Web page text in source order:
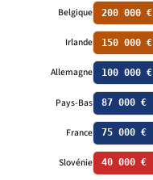
Belgique 200 000 €
Irlande 150 000 €
Allemagne 100 000 €
Pays-Bas 87 000 €
France 75 000 €
Slovénie 40 000 €